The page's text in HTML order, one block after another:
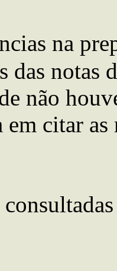
na
das notas
não
em citar